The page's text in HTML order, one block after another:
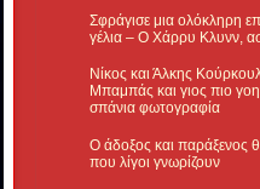
Σφράγισε μια ολόκληρη
γέλια – Ο Χάρρυ Κλυνν,
Νίκος και Άλκης
Μπαμπάς και γιος πιο
σπάνια φωτογραφία
Ο άδοξος και παράξενος
που λίγοι γνωρίζουν